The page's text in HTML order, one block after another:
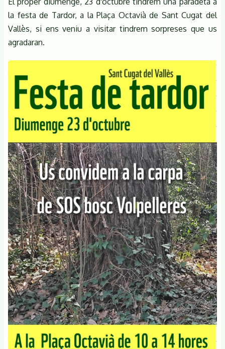
la festa de Tardor, a la Plaça Octavià de Sant Cugat del
Vallès, si ens veniu a visitar tindrem sorpreses que us
agradaran.